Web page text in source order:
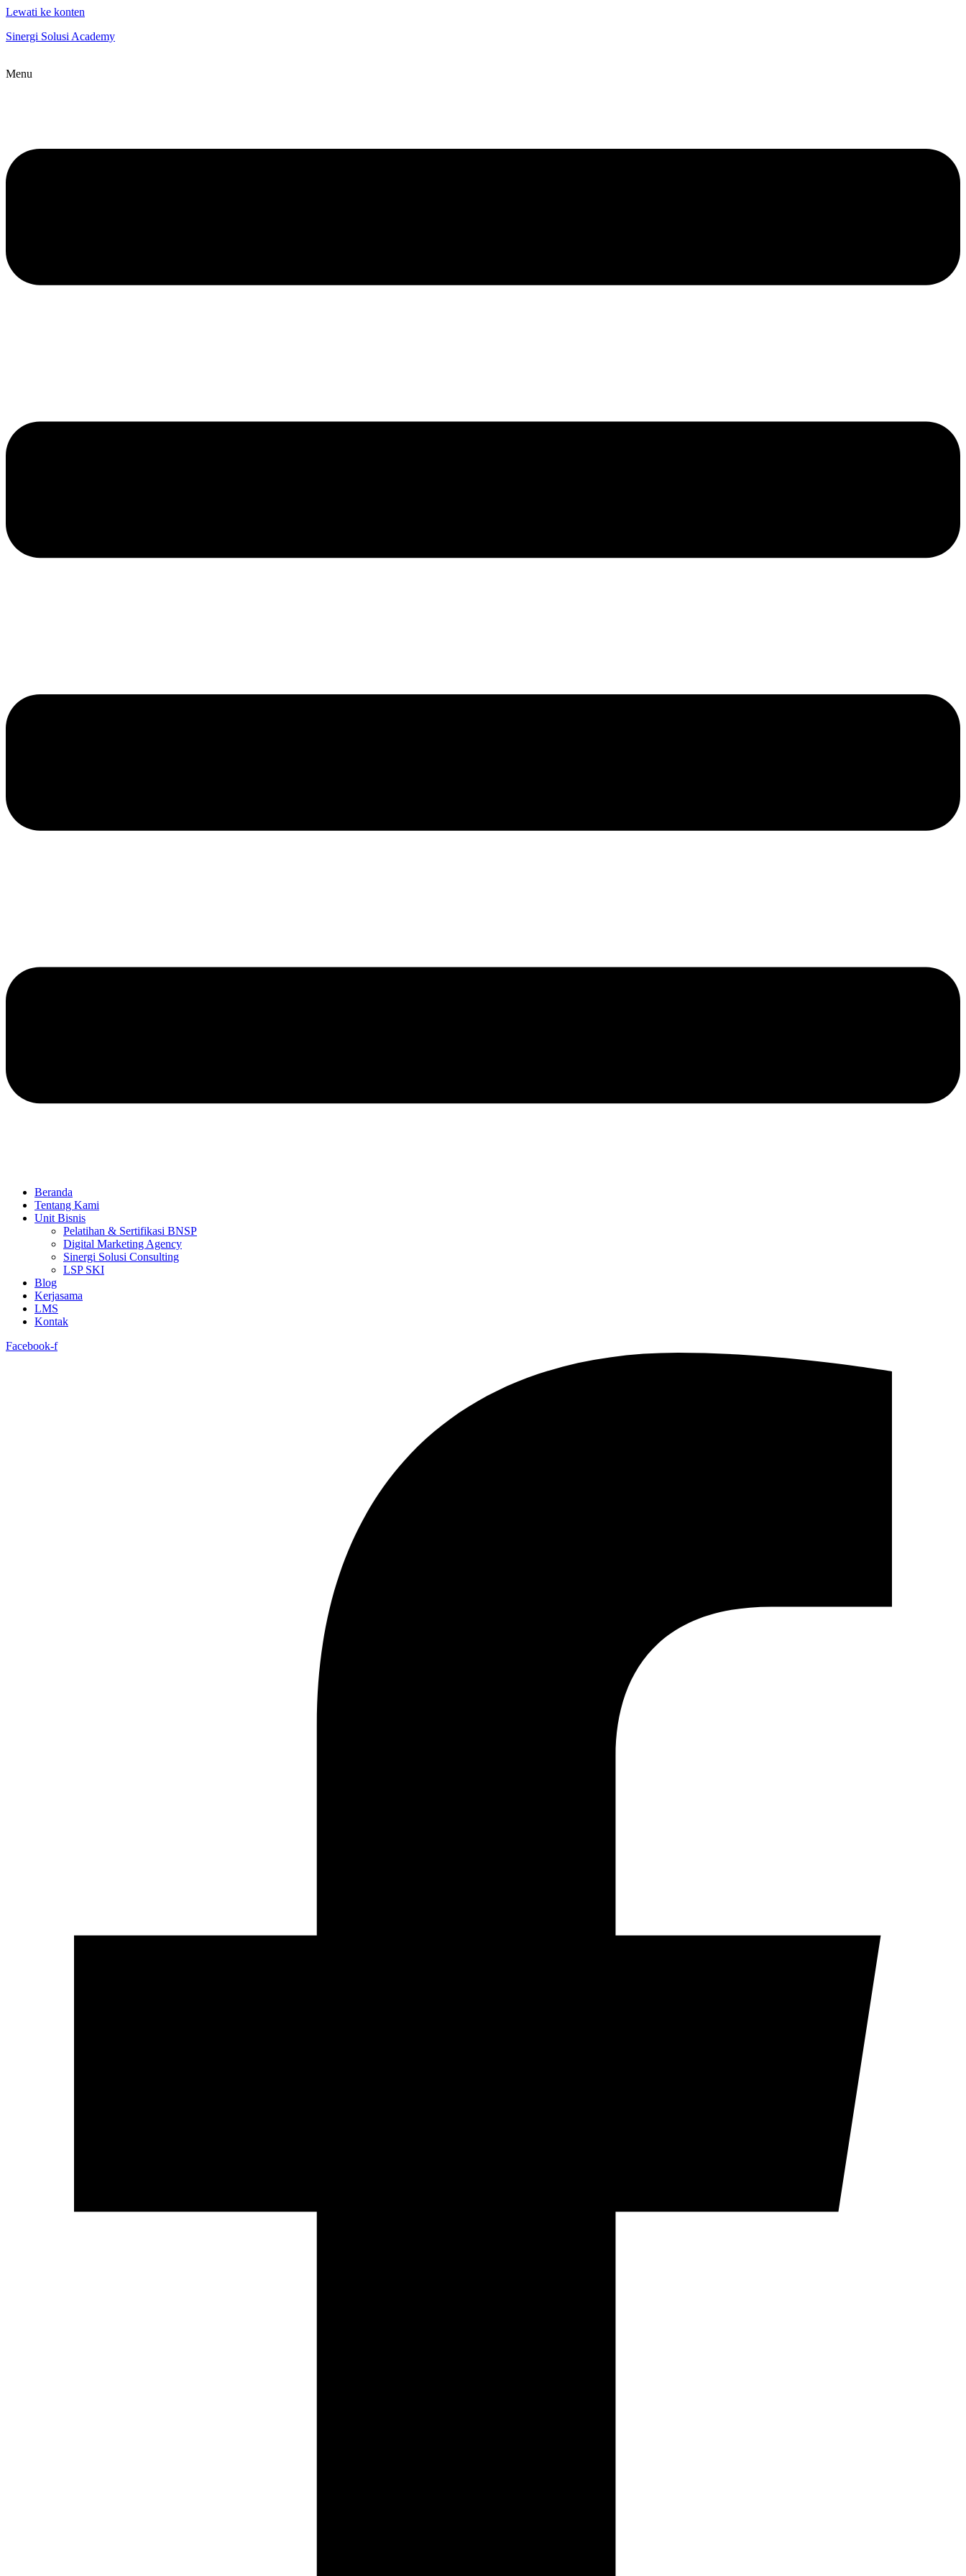
Lewati ke konten
Sinergi Solusi Academy
Menu
Beranda
Tentang Kami
Unit Bisnis
Pelatihan & Sertifikasi BNSP
Digital Marketing Agency
Sinergi Solusi Consulting
LSP SKI
Blog
Kerjasama
LMS
Kontak
Facebook-f